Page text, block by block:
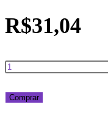
R$31,04
Esmalte
NP
Comprar